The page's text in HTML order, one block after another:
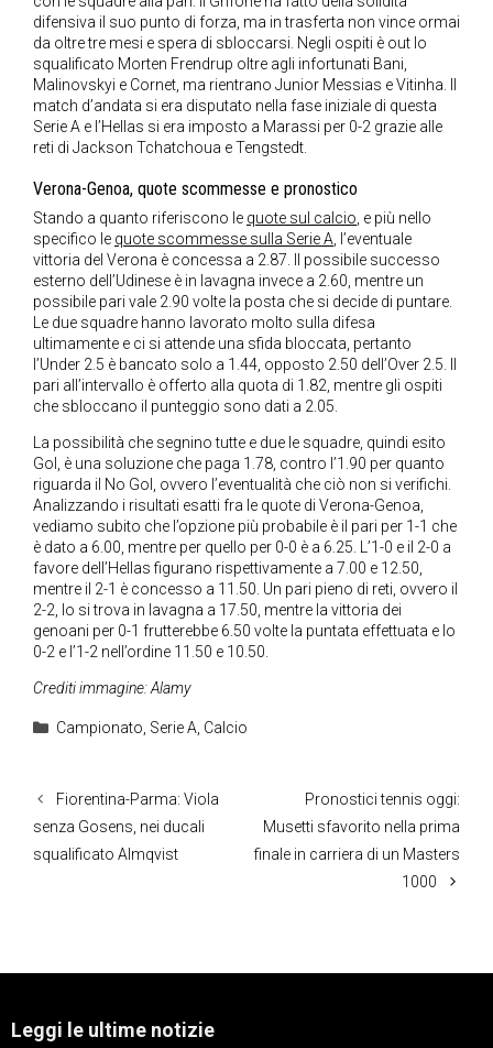
difensiva il suo punto di forza, ma in trasferta non vince ormai
da oltre tre mesi e spera di sbloccarsi. Negli ospiti è out lo
squalificato Morten Frendrup oltre agli infortunati Bani,
Malinovskyi e Cornet, ma rientrano Junior Messias e Vitinha. Il
match d’andata si era disputato nella fase iniziale di questa
Serie A e l’Hellas si era imposto a Marassi per 0-2 grazie alle
reti di Jackson Tchatchoua e Tengstedt.
Verona-Genoa, quote scommesse e pronostico
Stando a quanto riferiscono le quote sul calcio, e più nello
specifico le quote scommesse sulla Serie A, l’eventuale
vittoria del Verona è concessa a 2.87. Il possibile successo
esterno dell’Udinese è in lavagna invece a 2.60, mentre un
possibile pari vale 2.90 volte la posta che si decide di puntare.
Le due squadre hanno lavorato molto sulla difesa
ultimamente e ci si attende una sfida bloccata, pertanto
l’Under 2.5 è bancato solo a 1.44, opposto 2.50 dell’Over 2.5. Il
pari all’intervallo è offerto alla quota di 1.82, mentre gli ospiti
che sbloccano il punteggio sono dati a 2.05.
La possibilità che segnino tutte e due le squadre, quindi esito
Gol, è una soluzione che paga 1.78, contro l’1.90 per quanto
riguarda il No Gol, ovvero l’eventualità che ciò non si verifichi.
Analizzando i risultati esatti fra le quote di Verona-Genoa,
vediamo subito che l’opzione più probabile è il pari per 1-1 che
è dato a 6.00, mentre per quello per 0-0 è a 6.25. L’1-0 e il 2-0 a
favore dell’Hellas figurano rispettivamente a 7.00 e 12.50,
mentre il 2-1 è concesso a 11.50. Un pari pieno di reti, ovvero il
2-2, lo si trova in lavagna a 17.50, mentre la vittoria dei
genoani per 0-1 frutterebbe 6.50 volte la puntata effettuata e lo
0-2 e l’1-2 nell’ordine 11.50 e 10.50.
Crediti immagine: Alamy
Categorie
Campionato, Serie A, Calcio
Fiorentina-Parma: Viola
senza Gosens, nei ducali
squalificato Almqvist
Pronostici tennis oggi:
Musetti sfavorito nella prima
finale in carriera di un Masters
1000
Leggi le ultime notizie